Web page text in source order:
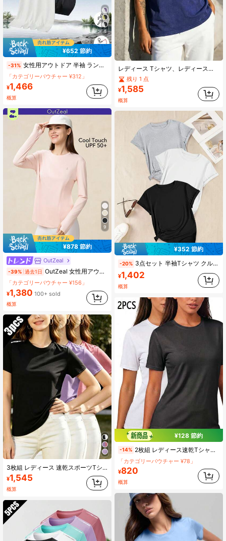
4
¥652 節約
-31% 女性用アウトドア 半袖 ランニング スポーツ ライトウェイト トレーニングトップ Tシャツ、春夏用
「カテゴリーバウチャー ¥312」
¥1,466
概算
9
¥878 節約
OutZeal
-39% 過去1日 OutZeal 女性用アウトドア ピンクTシャツ 無地 ハイキング ジム ワークアウト UVカット クールタッチ ポケット付き 長袖Tシャツ 夏春
「カテゴリーバウチャー ¥156」
¥1,380 100+ sold
概算
3枚組 レディース 速乾スポーツTシャツ、通気性と冷却性、スポーツと屋外ランニングに適し、快適で多用途な衣類
¥1,545
概算
レディース Tシャツ、レディース夏用半袖無地Tシャツ、ウォッシュ加工カジュアルアウトドアTシャツ&スポーツトップス
残り 1 点
¥1,585
概算
¥352 節約
-20% 3点セット 半袖Tシャツ クルーネック、ストレートショルダー、半袖、レギュラーフィット、ストレッチ性あり、春夏シーズンに最適、アウトドアアクティビティ、スポーツ、旅行、街歩きなどに最適。着心地良く、コーディネートしやすい。3点セットTシャツ レディース トップス 半袖Tシャツ レディース スポーツトップス 夏 半袖スポーツランニングトップス
¥1,402
概算
¥128 節約
-14% 2枚組 レディース速乾Tシャツ、夏用フィットネストレーニング 高弾性スポーツウェア、カジュアルワークアウト 無地半袖トップス ランニング、ヨガ用
「カテゴリーバウチャー ¥78」
¥820
概算